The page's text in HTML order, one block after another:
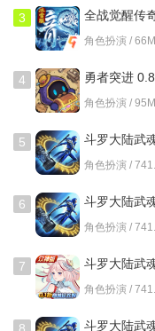
以选择不同的对话和
展产生影响，从而体
角色养成：作为豪门
能力和个人魅力，通
资金和资源支持。
每个角色都有独特的
触发情感事件来增加
我本千金游戏贵
3 全战觉醒传
角色扮演 /
4 勇者突进
角色扮演 /
5
斗罗大陆武
1.0.0 安卓版
角色扮演 /
6
斗罗大陆武
1.0.0 手机版
角色扮演 /
7
斗罗大陆武
方正版
角色扮演 /
斗罗大陆武